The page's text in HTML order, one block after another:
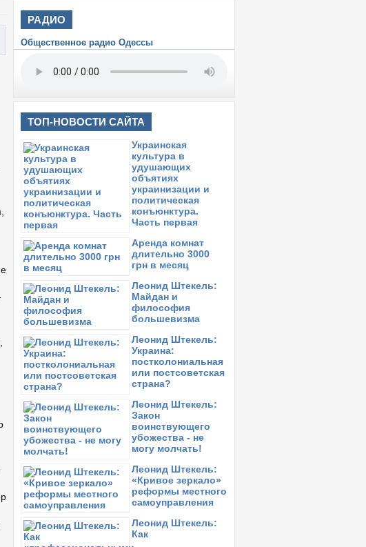
РАДИО
Общественное радио Одессы
ТОП-НОВОСТИ САЙТА
Украинская
культура в
удушающих
объятиях
украинизации и
политическая
конъюнктура.
Часть первая
Аренда комнат
длительно 3000
грн в месяц
Леонид Штекель:
Майдан и
философия
большевизма
Леонид Штекель:
Украина:
постколониальная
или постсоветская
страна?
Леонид Штекель:
Закон
воинствующего
убожества - не
могу молчать!
Леонид Штекель:
«Кривое зеркало»
реформы местного
самоуправления
Леонид Штекель:
Как